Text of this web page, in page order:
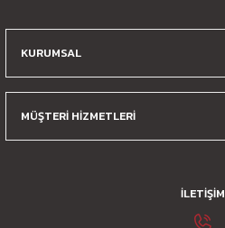
KURUMSAL
MÜŞTERİ HİZMETLERİ
İLETİŞİM